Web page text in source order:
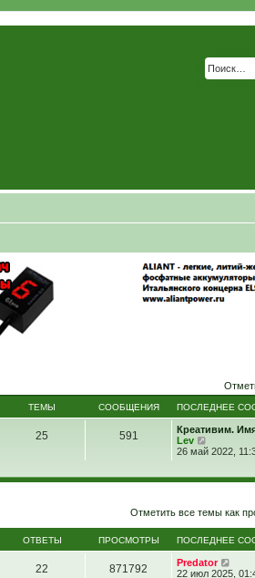
ТЕМЫ СООБЩЕНИЯ ПОСЛЕДНЕЕ
25 591
Креативим.
Lev
е
й
к
п
о
с
л
е
26 май 2022,
Отметить все темы как
ОТВЕТЫ ПРОСМОТРЫ ПОСЛЕДНЕЕ
22 871792
Predator
22 июл 2025,